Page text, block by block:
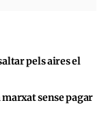
pels aires el
sense pagar